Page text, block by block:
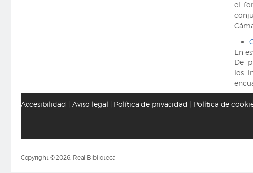
el
En
De
los
Accesibilidad Aviso legal Política de privacidad Política de
Copyright © 2026, Real Biblioteca